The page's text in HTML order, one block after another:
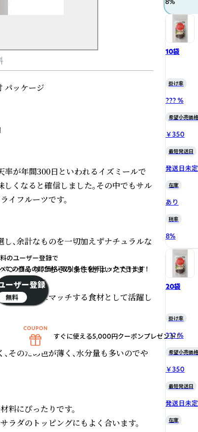
パッケージ
率が年間300日といわれるイズミールで
くなると確信しました。その中でもサル
イフルーツです。
、余計なものを一切加えずナチュラルな
ンづくりにもそのまま使用いただけま
魔をせずにマッチする食材として活躍し
そのため色が薄く、水分量も多いのでや
料にぴったりです。
ラダのトッピングにもよく合います。
10袋
掛け率
??? %
希望小売価格
￥350
最短発送日
発送日未定
在庫
あり
税率
8%
20袋
掛け率
??? %
希望小売価格
￥350
最短発送日
発送日未定
在庫
のユーザー登録で
ての商品の卸価格・取引条件をチェックできます！
ーザー登録
無料
すぐに使える5,000円クーポンプレゼント！